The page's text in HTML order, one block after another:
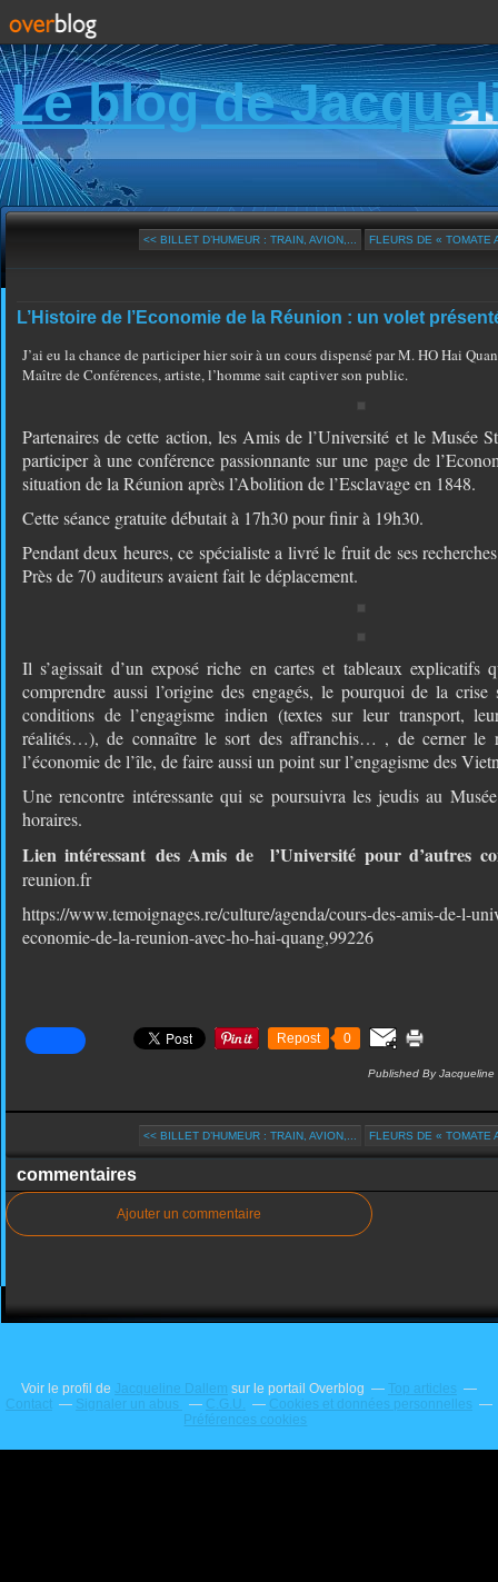
Le blog de
<< BILLET D’HUMEUR : TRAIN, AVION,... FLEURS DE « TOMATE
L’Histoire de l’Economie de la Réunion : un volet
J’ai eu la chance de participer hier soir à un cours dispensé par M. HO Hai
Maître de Conférences, artiste, l’homme sait captiver son public.
Partenaires de cette action, les Amis de l’Université et le Musée
participer à une conférence passionnante sur une page de
situation de la Réunion après l’Abolition de l’Esclavage en 1848.
Cette séance gratuite débutait à 17h30 pour finir à 19h30.
Pendant deux heures, ce spécialiste a livré le fruit de ses
Près de 70 auditeurs avaient fait le déplacement.
Il s’agissait d’un exposé riche en cartes et tableaux explicatifs
comprendre aussi l’origine des engagés, le pourquoi de la
conditions de l’engagisme indien (textes sur leur transport,
réalités…), de connaître le sort des affranchis… , de cerner le
l’économie de l’île, de faire aussi un point sur l’engagisme des
Une rencontre intéressante qui se poursuivra les jeudis au
horaires.
Lien intéressant des Amis de l’Université pour d’autres
reunion.fr
https://www.temoignages.re/culture/agenda/cours-des-amis-de-l-
economie-de-la-reunion-avec-ho-hai-quang,99226
Repost 0
Published By Jacqueline
<< BILLET D’HUMEUR : TRAIN, AVION,... FLEURS DE « TOMATE
commentaires
Ajouter un commentaire
Voir le profil de Jacqueline Dallem sur le portail Overblog
Top articles
Contact
Signaler un abus C.G.U.
Cookies et données personnelles
Préférences cookies